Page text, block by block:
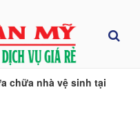
chữa nhà vệ sinh tại